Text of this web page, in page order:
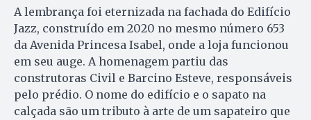
A lembrança foi eternizada na fachada do Edifício
Jazz, construído em 2020 no mesmo número 653
da Avenida Princesa Isabel, onde a loja funcionou
em seu auge. A homenagem partiu das
construtoras Civil e Barcino Esteve, responsáveis
pelo prédio. O nome do edifício e o sapato na
calçada são um tributo à arte de um sapateiro que